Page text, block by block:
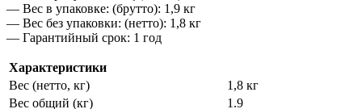
— Вес в упаковке: (брутто): 1,9 кг
— Вес без упаковки: (нетто): 1,8 кг
— Гарантийный срок: 1 год
Характеристики
Вес (нетто, кг)
1,8 кг
Вес общий (кг)
1.9